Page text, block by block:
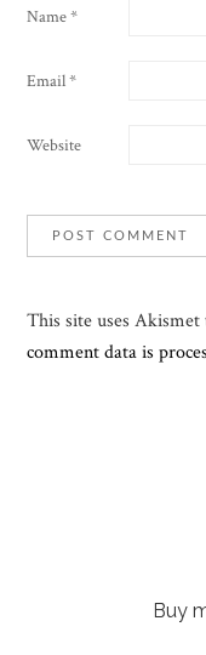
Name*
Email*
Website
This site uses
comment data is
Buy